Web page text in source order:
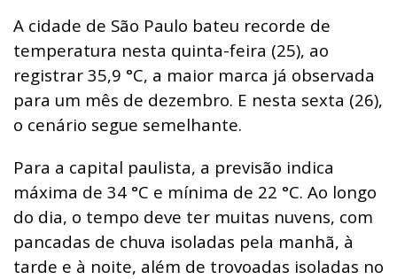
A cidade de São Paulo bateu recorde de
temperatura nesta quinta-feira (25), ao
registrar 35,9 °C, a maior marca já observada
para um mês de dezembro. E nesta sexta (26),
o cenário segue semelhante.
Para a capital paulista, a previsão indica
máxima de 34 °C e mínima de 22 °C. Ao longo
do dia, o tempo deve ter muitas nuvens, com
pancadas de chuva isoladas pela manhã, à
tarde e à noite, além de trovoadas isoladas no